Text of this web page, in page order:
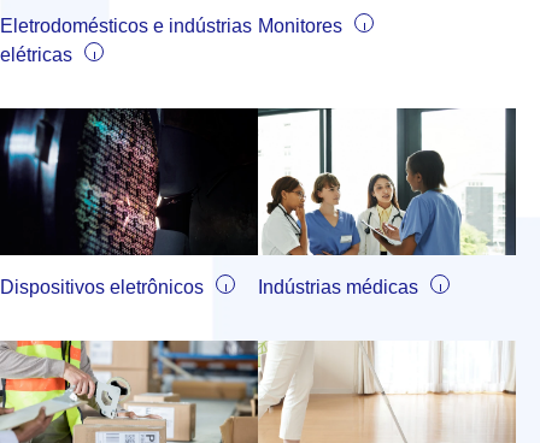
Eletrodomésticos e indústrias
elétricas
Monitores
Dispositivos eletrônicos Indústrias médicas